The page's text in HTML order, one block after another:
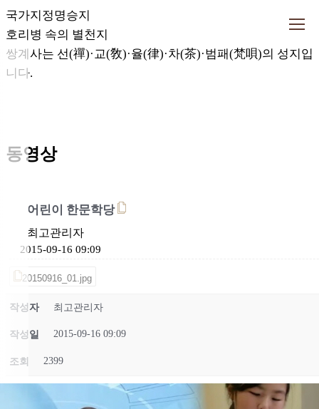
국가지정명승지
호리병 속의 별천지
쌍계사는 선(禪)·교(敎)·율(律)·차(茶)·범패(梵唄)의 성지입
니다.
동영상
어린이 한문학당
최고관리자
2015-09-16 09:09
20150916_01.jpg
작성자 최고관리자
작성일 2015-09-16 09:09
조회 2399